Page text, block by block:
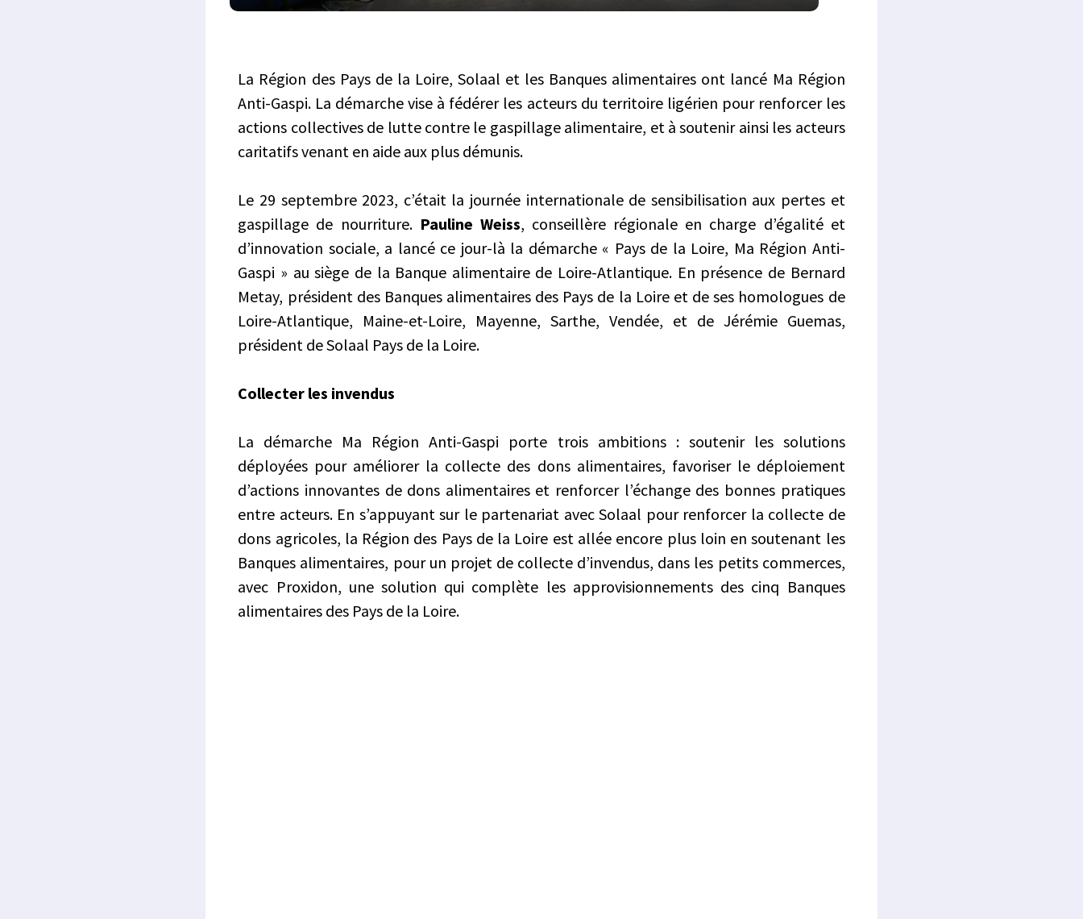
La Région des Pays de la Loire, Solaal et les Banques alimentaires ont lancé Ma Région
Anti-Gaspi. La démarche vise à fédérer les acteurs du territoire ligérien pour renforcer les
actions collectives de lutte contre le gaspillage alimentaire, et à soutenir ainsi les acteurs
caritatifs venant en aide aux plus démunis.
Le 29 septembre 2023, c’était la journée internationale de sensibilisation aux pertes et
gaspillage de nourriture. Pauline Weiss, conseillère régionale en charge d’égalité et
d’innovation sociale, a lancé ce jour-là la démarche « Pays de la Loire, Ma Région Anti-
Gaspi » au siège de la Banque alimentaire de Loire-Atlantique. En présence de Bernard
Metay, président des Banques alimentaires des Pays de la Loire et de ses homologues de
Loire-Atlantique, Maine-et-Loire, Mayenne, Sarthe, Vendée, et de Jérémie Guemas,
président de Solaal Pays de la Loire.
Collecter les invendus
La démarche Ma Région Anti-Gaspi porte trois ambitions : soutenir les solutions
déployées pour améliorer la collecte des dons alimentaires, favoriser le déploiement
d’actions innovantes de dons alimentaires et renforcer l’échange des bonnes pratiques
entre acteurs. En s’appuyant sur le partenariat avec Solaal pour renforcer la collecte de
dons agricoles, la Région des Pays de la Loire est allée encore plus loin en soutenant les
Banques alimentaires, pour un projet de collecte d’invendus, dans les petits commerces,
avec Proxidon, une solution qui complète les approvisionnements des cinq Banques
alimentaires des Pays de la Loire.